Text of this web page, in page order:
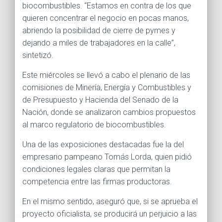
biocombustibles. “Estamos en contra de los que
quieren concentrar el negocio en pocas manos,
abriendo la posibilidad de cierre de pymes y
dejando a miles de trabajadores en la calle”,
sintetizó.
Este miércoles se llevó a cabo el plenario de las
comisiones de Minería, Energía y Combustibles y
de Presupuesto y Hacienda del Senado de la
Nación, donde se analizaron cambios propuestos
al marco regulatorio de biocombustibles.
Una de las exposiciones destacadas fue la del
empresario pampeano Tomás Lorda, quien pidió
condiciones legales claras que permitan la
competencia entre las firmas productoras.
En el mismo sentido, aseguró que, si se aprueba el
proyecto oficialista, se producirá un perjuicio a las